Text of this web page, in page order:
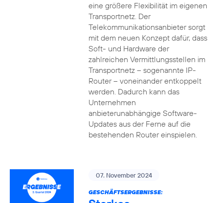
eine größere Flexibilität im eigenen
Transportnetz. Der
Telekommunikationsanbieter sorgt
mit dem neuen Konzept dafür, dass
Soft- und Hardware der
zahlreichen Vermittlungsstellen im
Transportnetz – sogenannte IP-
Router – voneinander entkoppelt
werden. Dadurch kann das
Unternehmen
anbieterunabhängige Software-
Updates aus der Ferne auf die
bestehenden Router einspielen.
07. November 2024
GESCHÄFTSERGEBNISSE: